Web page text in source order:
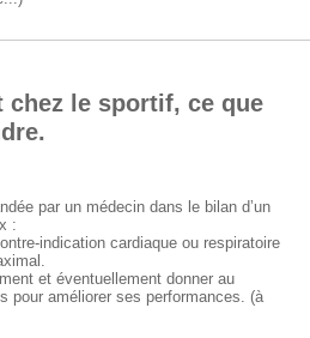
chez le sportif, ce que
par un médecin dans le bilan d’un
:
indication cardiaque ou respiratoire
et éventuellement donner au
pour améliorer ses performances. (à